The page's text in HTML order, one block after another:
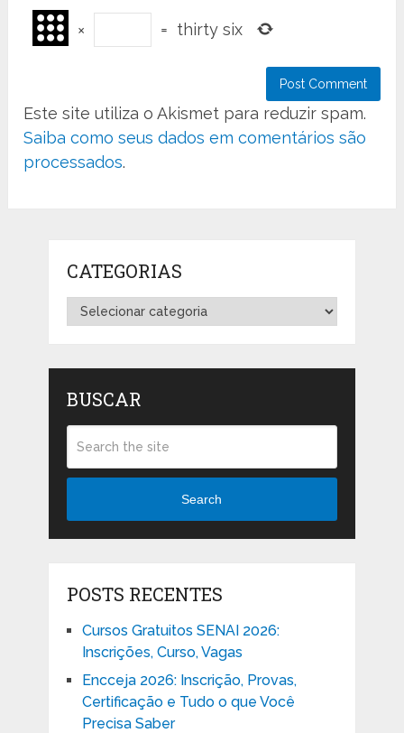
× = thirty six
Este site utiliza o Akismet para reduzir spam.
Saiba como seus dados em comentários são
processados.
CATEGORIAS
Categorias
BUSCAR
Search
POSTS RECENTES
Cursos Gratuitos SENAI 2026:
Inscrições, Curso, Vagas
Encceja 2026: Inscrição, Provas,
Certificação e Tudo o que Você
Precisa Saber